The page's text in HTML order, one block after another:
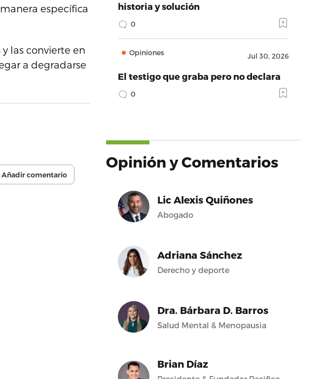
específica
las convierte en
a degradarse
Añadir comentario
historia y solución
0
Opiniones Jul 30, 2026
El testigo que graba pero no declara
0
Opinión y Comentarios
Lic Alexis Quiñones
Abogado
Adriana Sánchez
Derecho y deporte
Dra. Bárbara D. Barros
Salud Mental & Menopausia
Brian Díaz